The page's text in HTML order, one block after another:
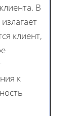
В
клиент,
к